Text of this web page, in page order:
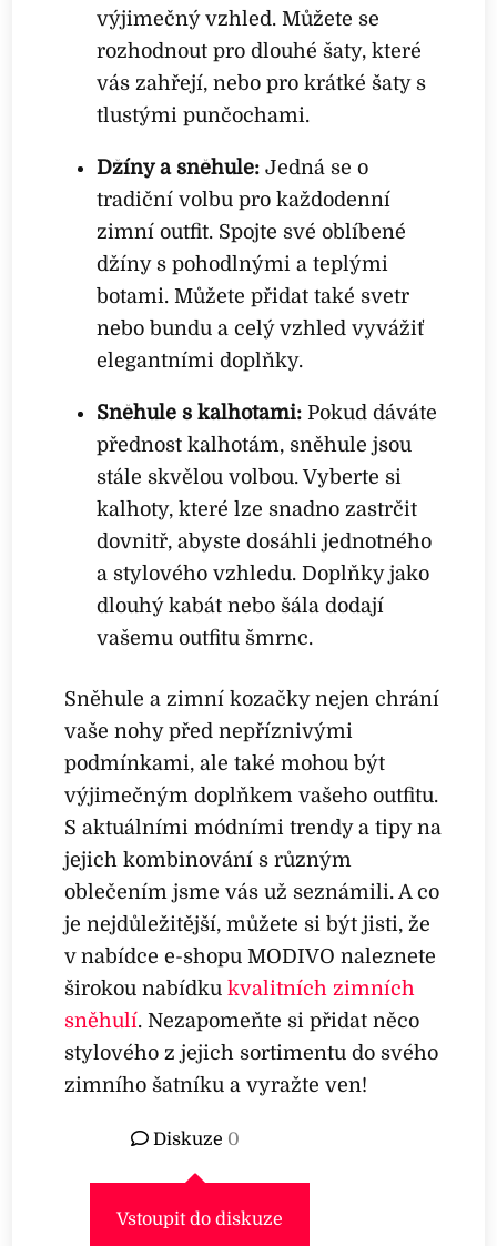
výjimečný vzhled. Můžete se
rozhodnout pro dlouhé šaty, které
vás zahřejí, nebo pro krátké šaty s
tlustými punčochami.
Džíny a sněhule:Jedná se o
tradiční volbu pro každodenní
zimní outfit. Spojte své oblíbené
džíny s pohodlnými a teplými
botami. Můžete přidat také svetr
nebo bundu a celý vzhled vyvážiť
elegantními doplňky.
Sněhule s kalhotami:Pokud dáváte
přednost kalhotám, sněhule jsou
stále skvělou volbou. Vyberte si
kalhoty, které lze snadno zastrčit
dovnitř, abyste dosáhli jednotného
a stylového vzhledu. Doplňky jako
dlouhý kabát nebo šála dodají
vašemu outfitu šmrnc.
Sněhule a zimní kozačky nejen chrání
vaše nohy před nepříznivými
podmínkami, ale také mohou být
výjimečným doplňkem vašeho outfitu.
S aktuálními módními trendy a tipy na
jejich kombinování s různým
oblečením jsme vás už seznámili. A co
je nejdůležitější, můžete si být jisti, že
v nabídce e-shopu MODIVO naleznete
širokou nabídkukvalitních zimních
sněhulí. Nezapomeňte si přidat něco
stylového z jejich sortimentu do svého
zimního šatníku a vyražte ven!
Diskuze 0
Vstoupit do diskuze